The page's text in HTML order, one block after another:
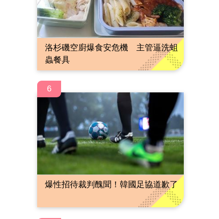
洛杉磯空廚爆食安危機 主管逼洗蛆
蟲餐具
6
爆性招待裁判醜聞！韓國足協道歉了